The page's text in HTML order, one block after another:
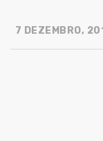
7 DEZEMBRO,